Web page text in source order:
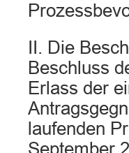
II. Die
Beschluss
Erlass der
laufenden
September